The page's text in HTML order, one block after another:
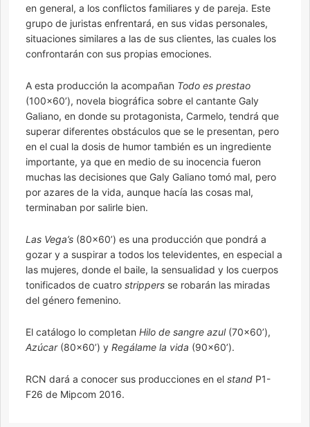
en general, a los conflictos familiares y de pareja. Este
grupo de juristas enfrentará, en sus vidas personales,
situaciones similares a las de sus clientes, las cuales los
confrontarán con sus propias emociones.
A esta producción la acompañan Todo es prestao
(100×60’), novela biográfica sobre el cantante Galy
Galiano, en donde su protagonista, Carmelo, tendrá que
superar diferentes obstáculos que se le presentan, pero
en el cual la dosis de humor también es un ingrediente
importante, ya que en medio de su inocencia fueron
muchas las decisiones que Galy Galiano tomó mal, pero
por azares de la vida, aunque hacía las cosas mal,
terminaban por salirle bien.
Las Vega’s (80×60’) es una producción que pondrá a
gozar y a suspirar a todos los televidentes, en especial a
las mujeres, donde el baile, la sensualidad y los cuerpos
tonificados de cuatro strippers se robarán las miradas
del género femenino.
El catálogo lo completan Hilo de sangre azul(70×60’),
Azúcar(80×60’) y Regálame la vida (90×60’).
RCN dará a conocer sus producciones en el stand P1-
F26 de Mipcom 2016.